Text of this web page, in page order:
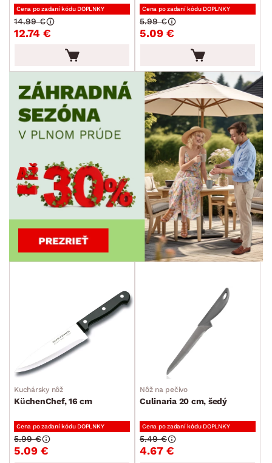
Cena po zadaní kódu DOPLNKY
12.74 €
14.99 €
Cena po zadaní kódu DOPLNKY
5.09 €
5.99 €
Kuchársky nôž
KüchenChef, 16 cm
Cena po zadaní kódu DOPLNKY
5.09 €
5.99 €
Nôž na pečivo
Culinaria 20 cm, šedý
Cena po zadaní kódu DOPLNKY
4.67 €
5.49 €